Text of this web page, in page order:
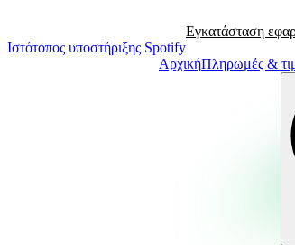
Ιστότοπος υποστήριξης Spotify
Εγκατάσταση
ΑρχικήΠληρωμές &